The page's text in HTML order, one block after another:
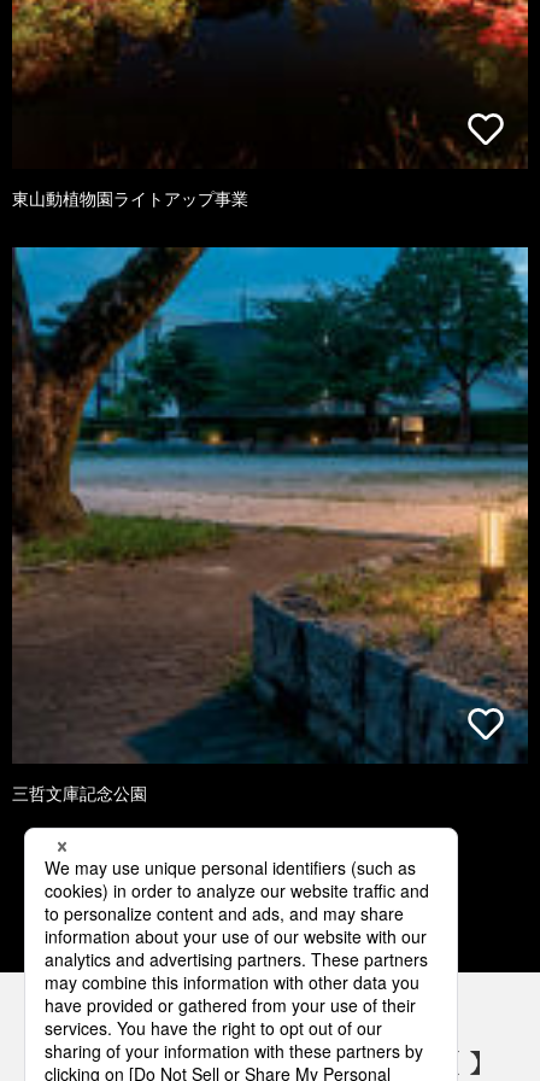
東山動植物園ライトアップ事業
三哲文庫記念公園
1 2 3 4 5
パナソニックの電気設備 SNSアカウント